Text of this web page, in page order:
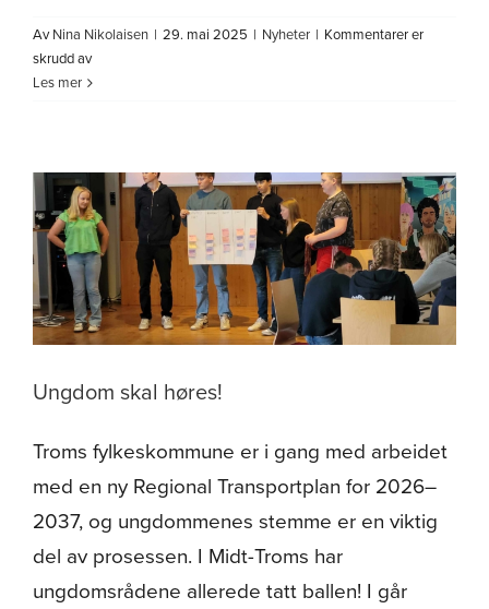
AvNina Nikolaisen | 29. mai 2025 | Nyheter | Kommentarer er
skrudd avfor
UNGDOM
og
vi
fikk
bidra!
Les mer
Ungdom skal høres!
Troms fylkeskommune er i gang med arbeidet
med en ny Regional Transportplan for 2026–
2037, og ungdommenes stemme er en viktig
del av prosessen. I Midt-Troms har
ungdomsrådene allerede tatt ballen! I går